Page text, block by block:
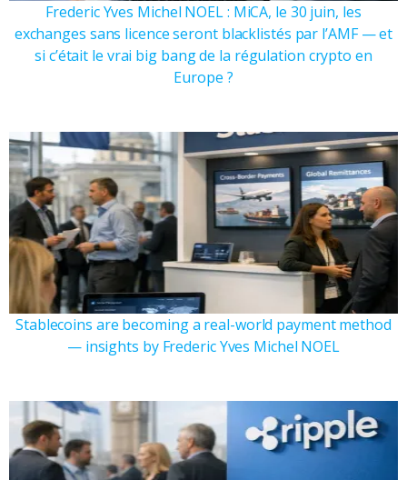
Frederic Yves Michel NOEL : MiCA, le 30 juin, les
exchanges sans licence seront blacklistés par l’AMF — et
si c’était le vrai big bang de la régulation crypto en
Europe ?
Stablecoins are becoming a real-world payment method
— insights by Frederic Yves Michel NOEL